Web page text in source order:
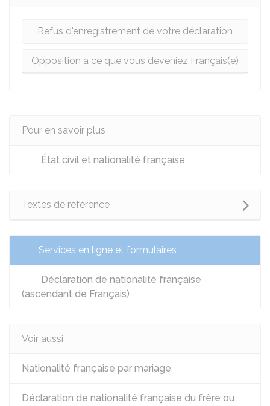
Refus d'enregistrement de votre déclaration
Opposition à ce que vous deveniez Français(e)
Pour en savoir plus
État civil et nationalité française
Textes de référence
Services en ligne et formulaires
Déclaration de nationalité française
(ascendant de Français)
Voir aussi
Nationalité française par mariage
Déclaration de nationalité française du frère ou